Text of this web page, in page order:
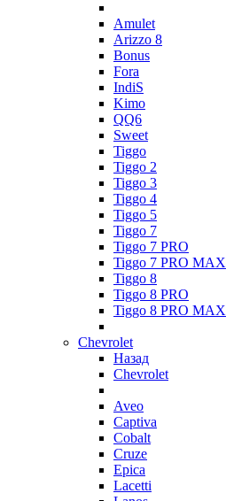
Amulet
Arizzo 8
Bonus
Fora
IndiS
Kimo
QQ6
Sweet
Tiggo
Tiggo 2
Tiggo 3
Tiggo 4
Tiggo 5
Tiggo 7
Tiggo 7 PRO
Tiggo 7 PRO MAX
Tiggo 8
Tiggo 8 PRO
Tiggo 8 PRO MAX
Chevrolet
Назад
Chevrolet
Aveo
Captiva
Cobalt
Cruze
Epica
Lacetti